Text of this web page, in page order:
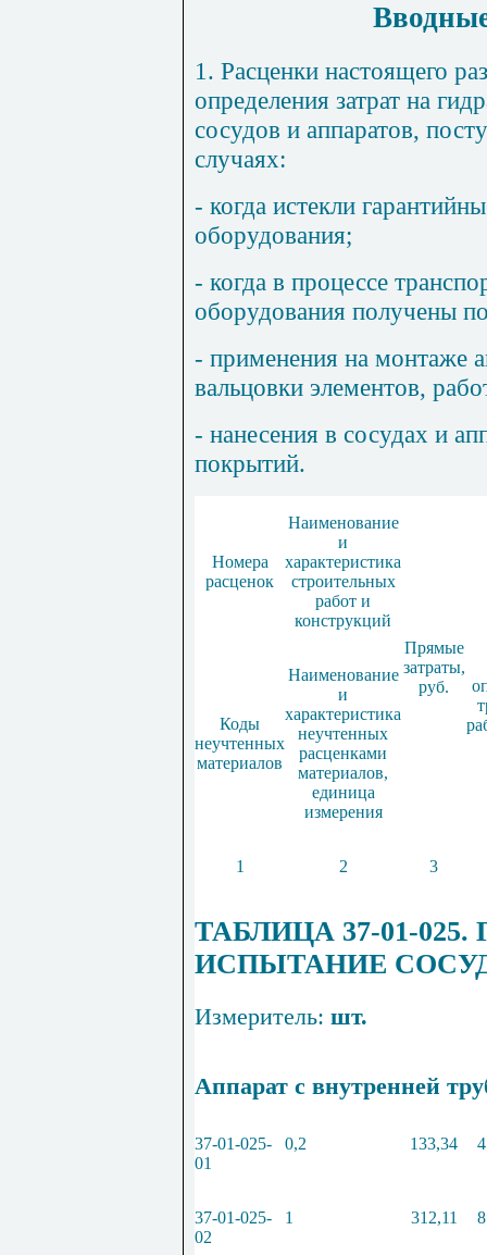
1. Расценки настоящего
определения затрат на
сосудов и аппаратов,
случаях:
- когда истекли
оборудования;
- когда в процессе
оборудования получены
- применения на монтаже
вальцовки элементов,
- нанесения в сосудах и
покрытий.
Номера
расценок
Наименование
и
характеристика
строительных
работ и
конструкций
Прямые
затраты,
руб.
Коды
неучтенных
материалов
Наименование
и
характеристика
неучтенных
расценками
материалов,
единица
измерения
1 2 3
ТАБЛИЦА 37-01-
ИСПЫТАНИЕ
Измеритель: шт.
Аппарат с внутренней
37-01-025-
01
0,2 133,34
37-01-025-
02
1 312,11